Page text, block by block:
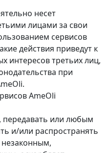
несет
лицами за свои
сервисов
действия приведут к
интересов третьих лиц,
при
AmeOli
передавать или любым
и/или распространять
незаконным,